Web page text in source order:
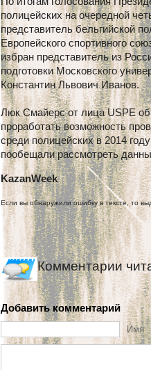
полицейских на очередной
представитель бельгийской
Европейского спортивного
избран представитель из
подготовки Московского
Константин Львович Иванов.
Люк Смайерс от лица USPE
проработать возможность
среди полицейских в 2014
пообещали рассмотреть
KazanWeek
Если вы обнаружили ошибку в тексте, то
Комментарии
Добавить комментарий
Имя